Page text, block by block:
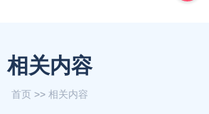
相关内容
首页 >> 相关内容